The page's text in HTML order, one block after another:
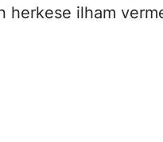
herkese ilham